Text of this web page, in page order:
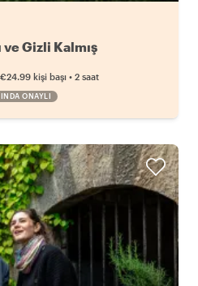
ve Gizli Kalmış
€24.99 kişi başı • 2 saat
ONAYLI